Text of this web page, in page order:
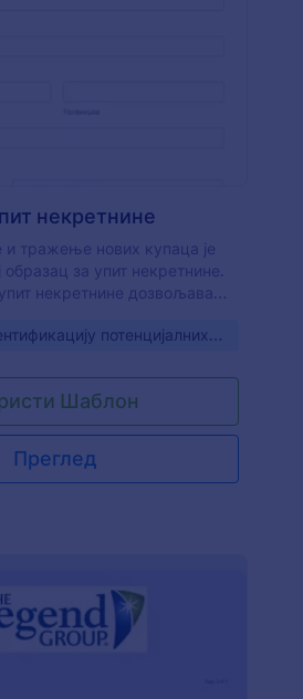
некретнине
и тражење нових купаца је
образац за упит некретнине.
некретнине дозвољава
посету. Овај образац
тип некретнине за који
и информације о посети.
изглед обрасца
и форматирати са лакоћом
креатор образаца. Пробај га
потенцијалних
Шаблон
Преглед